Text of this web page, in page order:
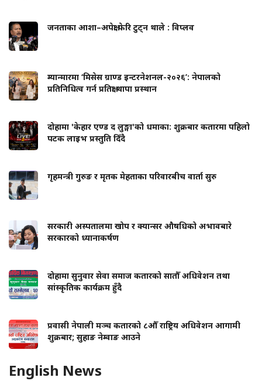
जनताका आशा–अपेक्षा फेरि टुट्न थाले : विप्लव
म्यान्मारमा ‘मिसेस ग्राण्ड इन्टरनेशनल-२०२६’: नेपालको
प्रतिनिधित्व गर्न प्रतिक्षा थापा प्रस्थान
दोहामा 'केहार एण्ड द लुङ्गा'को धमाका: शुक्रबार कतारमा पहिलो
पटक लाइभ प्रस्तुति दिँदै
गृहमन्त्री गुरुङ र मृतक मेहताका परिवारबीच वार्ता सुरु
सरकारी अस्पतालमा खोप र क्यान्सर औषधिको अभावबारे
सरकारको ध्यानाकर्षण
दोहामा सुनुवार सेवा समाज कतारको सातौँ अधिवेशन तथा
सांस्कृतिक कार्यक्रम हुँदै
प्रवासी नेपाली मञ्च कतारको ८औँ राष्ट्रिय अधिवेशन आगामी
शुक्रबार; सुहाङ नेम्वाङ आउने
English News